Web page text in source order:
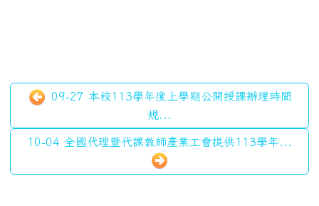
09-27 本校113學年度上學期公開授課辦理時間
規...
10-04 全國代理暨代課教師產業工會提供113學年...